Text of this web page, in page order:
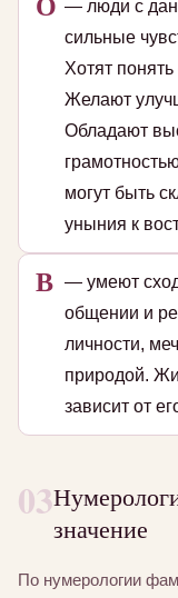
— люди с
сильные
Хотят
Желают
Обладают
могут быть
уныния к
В — умеют
общении и
личности,
природой.
зависит от
03
значение
По нумерологии